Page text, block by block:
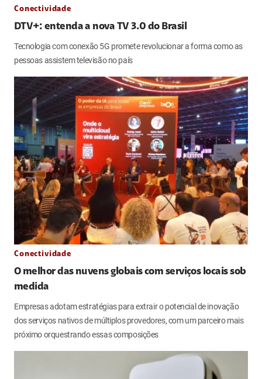
Conectividade
DTV+: entenda a nova TV 3.0 do Brasil
Tecnologia com conexão 5G promete revolucionar a forma como as
pessoas assistem televisão no país
Conectividade
O melhor das nuvens globais com serviços locais sob
medida
Empresas adotam estratégias para extrair o potencial de inovação
dos serviços nativos de múltiplos provedores, com um parceiro mais
próximo orquestrando essas composições